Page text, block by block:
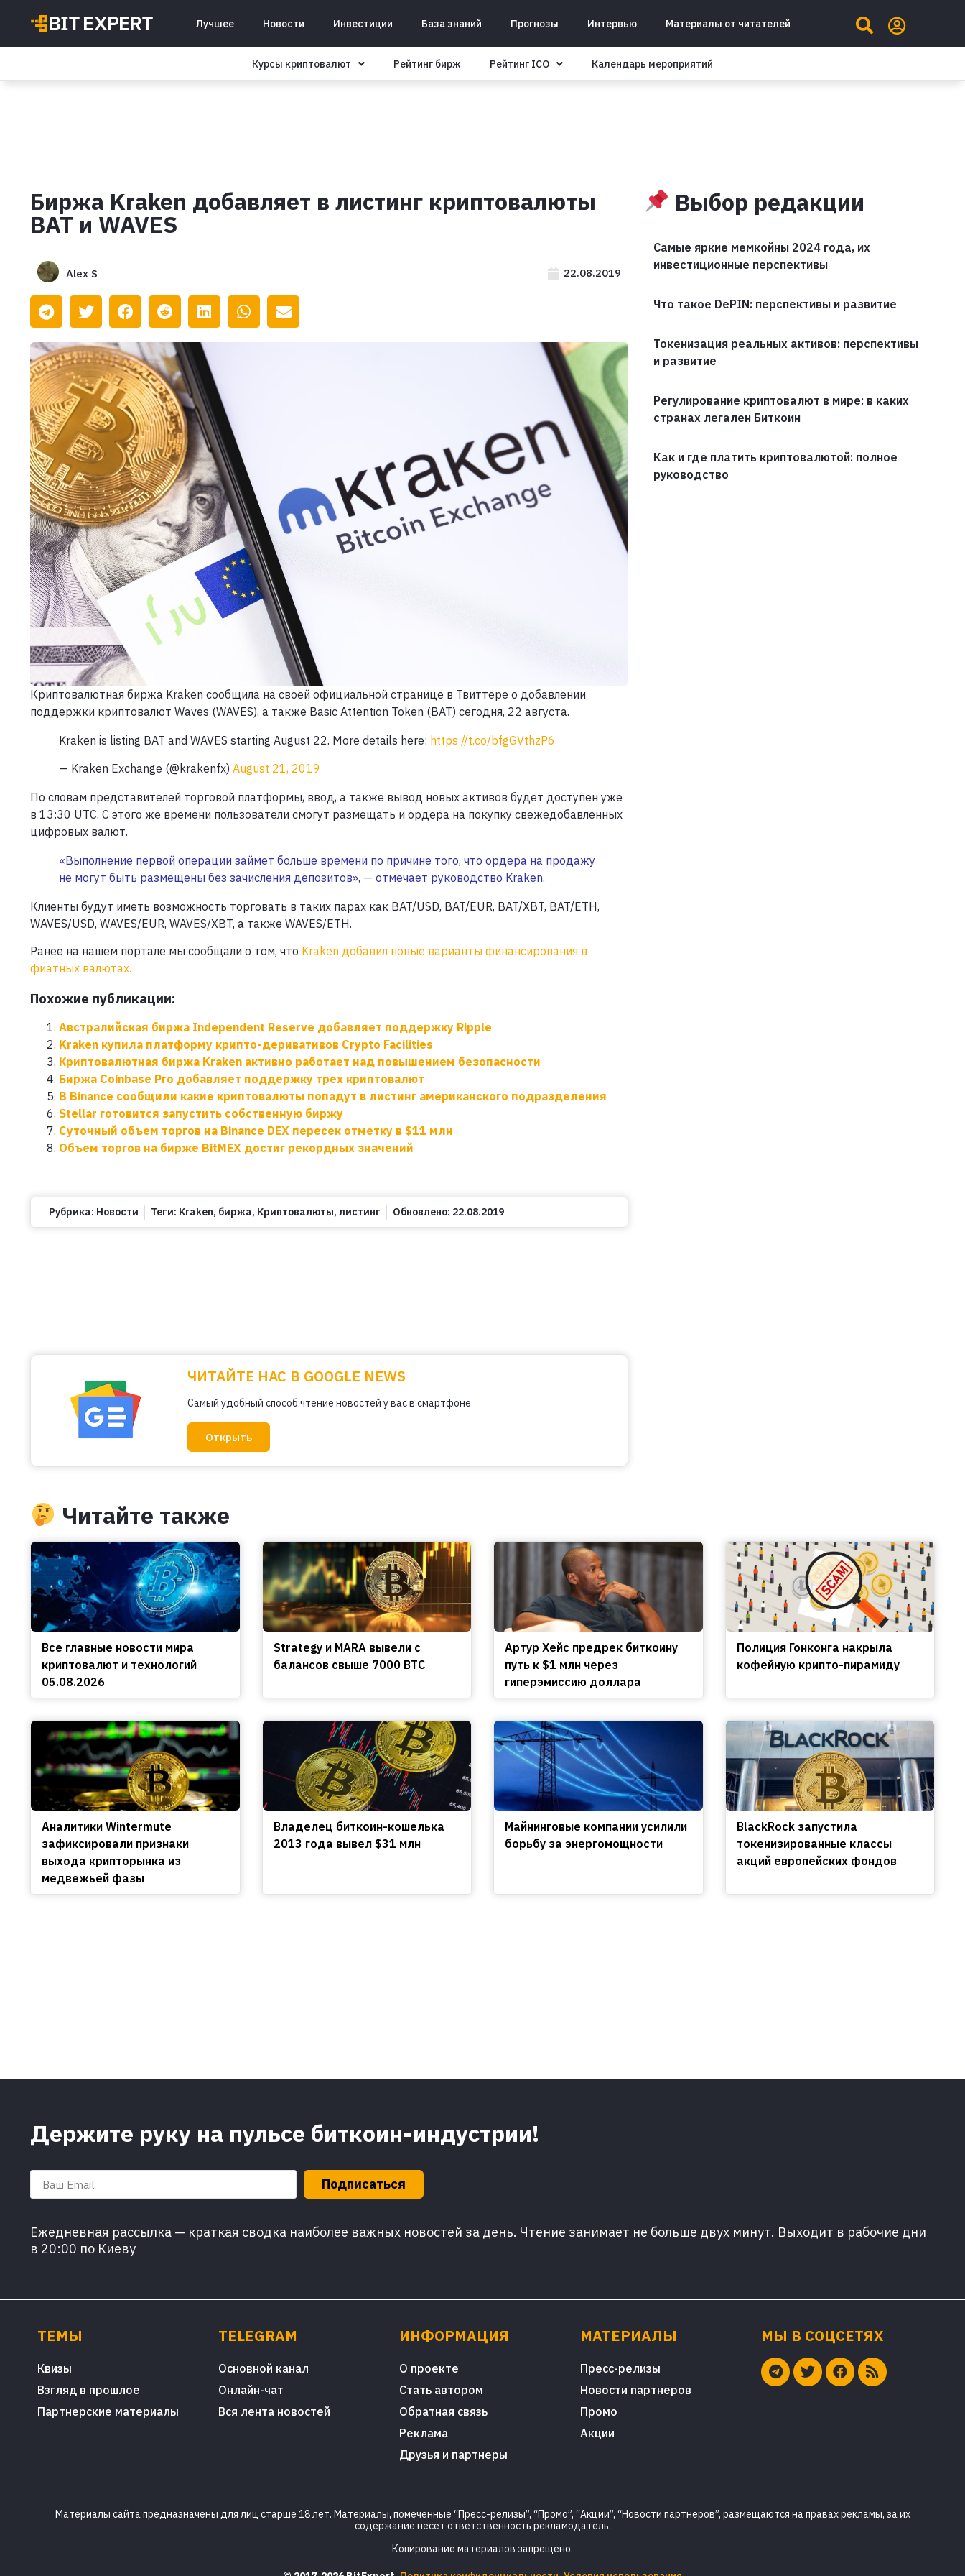
Лучшее Новости Инвестиции База знаний Прогнозы Интервью Материалы от читателей
Курсы криптовалют Рейтинг бирж Рейтинг ICO Календарь мероприятий
Биржа Kraken добавляет в листинг криптовалюты
BAT и WAVES
Alex S 22.08.2019
Криптовалютная биржа Kraken сообщила на своей официальной странице в Твиттере о добавлении
поддержки криптовалют Waves (WAVES), а также Basic Attention Token (BAT) сегодня, 22 августа.
Kraken is listing BAT and WAVES starting August 22. More details here: https://t.co/bfgGVthzP6
— Kraken Exchange (@krakenfx) August 21, 2019
По словам представителей торговой платформы, ввод, а также вывод новых активов будет доступен уже
в 13:30 UTC. С этого же времени пользователи смогут размещать и ордера на покупку свежедобавленных
цифровых валют.
«Выполнение первой операции займет больше времени по причине того, что ордера на продажу
не могут быть размещены без зачисления депозитов», — отмечает руководство Kraken.
Клиенты будут иметь возможность торговать в таких парах как BAT/USD, BAT/EUR, BAT/XBT, BAT/ETH,
WAVES/USD, WAVES/EUR, WAVES/XBT, а также WAVES/ETH.
Ранее на нашем портале мы сообщали о том, что Kraken добавил новые варианты финансирования в
фиатных валютах.
Похожие публикации:
Австралийская биржа Independent Reserve добавляет поддержку Ripple
Kraken купила платформу крипто-деривативов Crypto Facilities
Криптовалютная биржа Kraken активно работает над повышением безопасности
Биржа Coinbase Pro добавляет поддержку трех криптовалют
В Binance сообщили какие криптовалюты попадут в листинг американского подразделения
Stellar готовится запустить собственную биржу
Суточный объем торгов на Binance DEX пересек отметку в $11 млн
Объем торгов на бирже BitMEX достиг рекордных значений
Рубрика: Новости Теги: Kraken, биржа, Криптовалюты, листинг Обновлено: 22.08.2019
ЧИТАЙТЕ НАС В GOOGLE NEWS
Самый удобный способ чтение новостей у вас в смартфоне
Открыть
Выбор редакции
Самые яркие мемкойны 2024 года, их
инвестиционные перспективы
Что такое DePIN: перспективы и развитие
Токенизация реальных активов: перспективы
и развитие
Регулирование криптовалют в мире: в каких
странах легален Биткоин
Как и где платить криптовалютой: полное
руководство
Читайте также
Все главные новости мира
криптовалют и технологий
05.08.2026
Strategy и MARA вывели с
балансов свыше 7000 BTC
Артур Хейс предрек биткоину
путь к $1 млн через
гиперэмиссию доллара
Полиция Гонконга накрыла
кофейную крипто-пирамиду
Аналитики Wintermute
зафиксировали признаки
выхода крипторынка из
медвежьей фазы
Владелец биткоин-кошелька
2013 года вывел $31 млн
Майнинговые компании усилили
борьбу за энергомощности
BlackRock запустила
токенизированные классы
акций европейских фондов
Держите руку на пульсе биткоин-индустрии!
Подписаться
Ежедневная рассылка — краткая сводка наиболее важных новостей за день. Чтение занимает не больше двух минут. Выходит в рабочие дни
в 20:00 по Киеву
ТЕМЫ
Квизы
Взгляд в прошлое
Партнерские материалы
TELEGRAM
Основной канал
Онлайн-чат
Вся лента новостей
ИНФОРМАЦИЯ
О проекте
Стать автором
Обратная связь
Реклама
Друзья и партнеры
МАТЕРИАЛЫ
Пресс-релизы
Новости партнеров
Промо
Акции
МЫ В СОЦСЕТЯХ
Материалы сайта предназначены для лиц старше 18 лет. Материалы, помеченные “Пресс-релизы”, “Промо”, “Акции”, “Новости партнеров”, размещаются на правах рекламы, за их
содержание несет ответственность рекламодатель.
Копирование материалов запрещено.